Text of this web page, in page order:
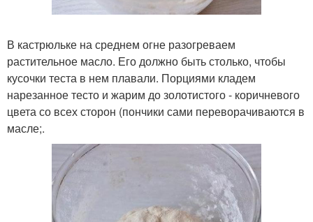
В кастрюльке на среднем огне разогреваем
растительное масло. Его должно быть столько, чтобы
кусочки теста в нем плавали. Порциями кладем
нарезанное тесто и жарим до золотистого - коричневого
цвета со всех сторон (пончики сами переворачиваются в
масле;.